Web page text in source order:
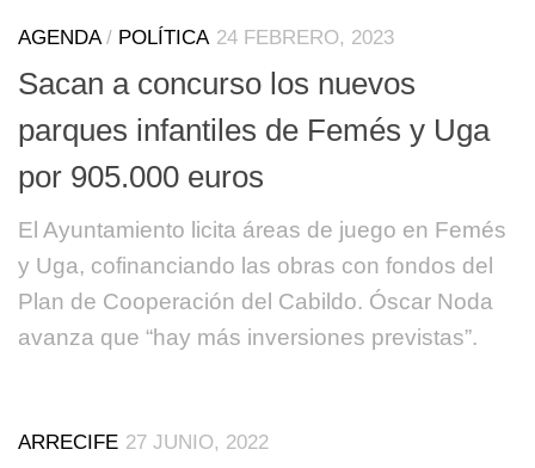
AGENDA/ POLÍTICA 24 FEBRERO, 2023
Sacan a concurso los nuevos
parques infantiles de Femés y Uga
por 905.000 euros
El Ayuntamiento licita áreas de juego en Femés
y Uga, cofinanciando las obras con fondos del
Plan de Cooperación del Cabildo. Óscar Noda
avanza que “hay más inversiones previstas”.
ARRECIFE 27 JUNIO, 2022